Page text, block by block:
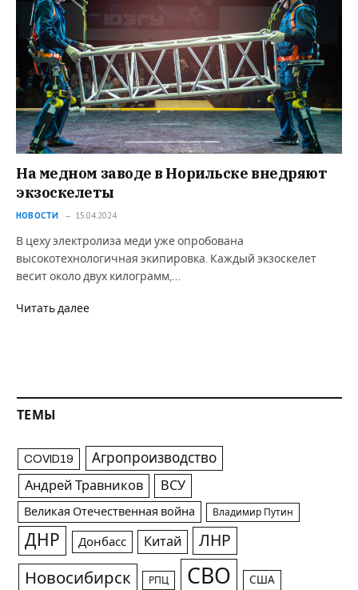
На медном заводе в Норильске внедряют
экзоскелеты
НОВОСТИ 15.04.2024
В цеху электролиза меди уже опробована
высокотехнологичная экипировка. Каждый экзоскелет
весит около двух килограмм,…
Читать далее
ТЕМЫ
COVID19 Агропроизводство
Андрей Травников ВСУ
Великая Отечественная война Владимир Путин
ДНР Донбасс Китай ЛНР
Новосибирск РПЦ СВО США